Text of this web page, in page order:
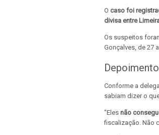
O caso foi
divisa entre
Os suspeitos
Gonçalves, de 27
Conforme a
sabiam dizer o
"Eles não
fiscalização. Não